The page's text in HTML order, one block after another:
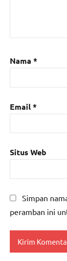
Nama *
Email*
Situs Web
Simpan
peramban ini